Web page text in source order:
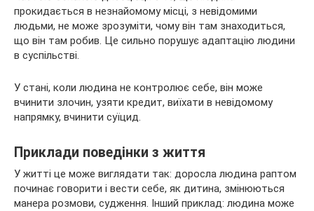
прокидається в незнайомому місці, з невідомими
людьми, не може зрозуміти, чому він там знаходиться,
що він там робив. Це сильно порушує адаптацію людини
в суспільстві.
У стані, коли людина не контролює себе, він може
вчинити злочин, узяти кредит, виїхати в невідомому
напрямку, вчинити суїцид.
Приклади поведінки з життя
У житті це може виглядати так: доросла людина раптом
починає говорити і вести себе, як дитина, змінюються
манера розмови, судження. Інший приклад: людина може